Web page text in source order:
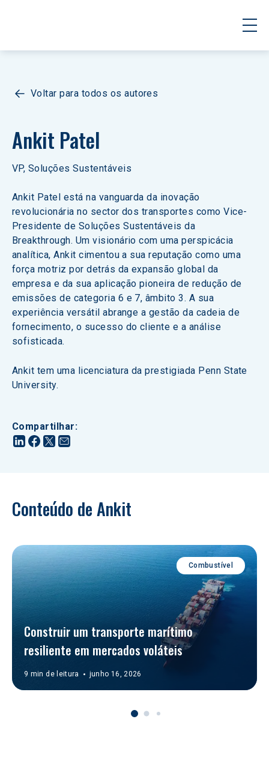
Voltar para todos os autores
Ankit Patel
VP, Soluções Sustentáveis
Ankit Patel está na vanguarda da inovação
revolucionária no sector dos transportes como Vice-
Presidente de Soluções Sustentáveis da
Breakthrough. Um visionário com uma perspicácia
analítica, Ankit cimentou a sua reputação como uma
força motriz por detrás da expansão global da
empresa e da sua aplicação pioneira de redução de
emissões de categoria 6 e 7, âmbito 3. A sua
experiência versátil abrange a gestão da cadeia de
fornecimento, o sucesso do cliente e a análise
sofisticada.
Ankit tem uma licenciatura da prestigiada Penn State
University.
Compartilhar:
Conteúdo de Ankit
Combustível
Construir um transporte marítimo
resiliente em mercados voláteis
9 min de leitura junho 16, 2026